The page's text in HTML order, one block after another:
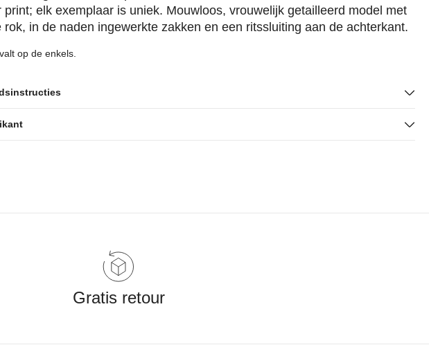
elk exemplaar is uniek. Mouwloos, vrouwelijk getailleerd model met
in de naden ingewerkte zakken en een ritssluiting aan de achterkant.
op de enkels.
Gratis retour